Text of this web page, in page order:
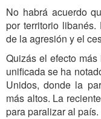
No habrá acuerdo
por territorio
de la agresión y el
Quizás el efecto
unificada se ha
Unidos, donde la
más altos. La
para paralizar al país.